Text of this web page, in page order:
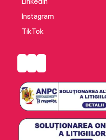
Instagram
TikTok